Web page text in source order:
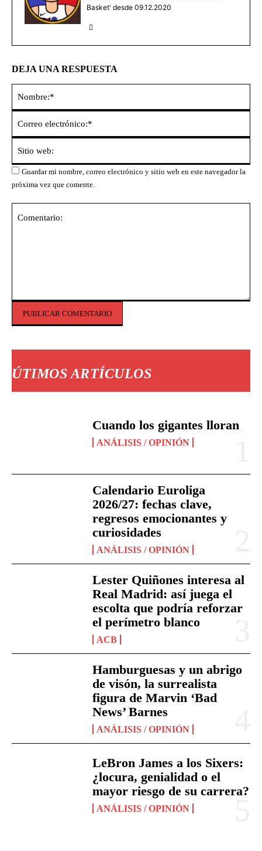
ÚTIMOS ARTÍCULOS
Cuando los gigantes lloran
ANÁLISIS / OPINIÓN
Calendario Euroliga
2026/27: fechas clave,
regresos emocionantes y
curiosidades
ANÁLISIS / OPINIÓN
Lester Quiñones interesa al
Real Madrid: así juega el
escolta que podría reforzar
el perímetro blanco
ACB
Hamburguesas y un abrigo
de visón, la surrealista
figura de Marvin ‘Bad
News’ Barnes
ANÁLISIS / OPINIÓN
LeBron James a los Sixers:
¿locura, genialidad o el
mayor riesgo de su carrera?
ANÁLISIS / OPINIÓN
Basket' desde 09.12.2020
DEJA UNA RESPUESTA
Guardar mi nombre, correo electrónico y sitio web en este navegador la
próxima vez que comente.